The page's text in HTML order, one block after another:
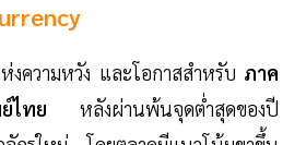
ความหวัง และโอกาสสำหรับ ภาค
ไทย หลังผ่านพ้นจุดต่ำสุดของปี